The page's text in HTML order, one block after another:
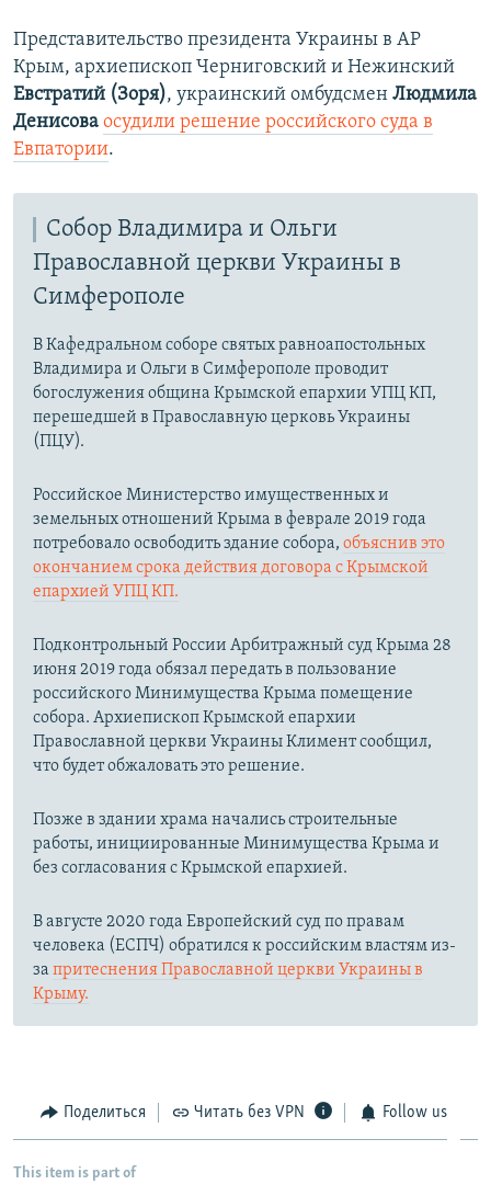
Представительство президента Украины в АР
Крым, архиепископ Черниговский и Нежинский
Евстратий (Зоря), украинский омбудсмен Людмила
Денисова осудили решение российского суда в
Евпатории.
Собор Владимира и Ольги
Православной церкви Украины в
Симферополе
В Кафедральном соборе святых равноапостольных
Владимира и Ольги в Симферополе проводит
богослужения община Крымской епархии УПЦ КП,
перешедшей в Православную церковь Украины
(ПЦУ).
Российское Министерство имущественных и
земельных отношений Крыма в феврале 2019 года
потребовало освободить здание собора, объяснив это
окончанием срока действия договора с Крымской
епархией УПЦ КП.
Подконтрольный России Арбитражный суд Крыма 28
июня 2019 года обязал передать в пользование
российского Минимущества Крыма помещение
собора. Архиепископ Крымской епархии
Православной церкви Украины Климент сообщил,
что будет обжаловать это решение.
Позже в здании храма начались строительные
работы, инициированные Минимущества Крыма и
без согласования с Крымской епархией.
В августе 2020 года Европейский суд по правам
человека (ЕСПЧ) обратился к российским властям из-
за притеснения Православной церкви Украины в
Крыму.
Поделиться Читать без VPN Follow us
This item is part of